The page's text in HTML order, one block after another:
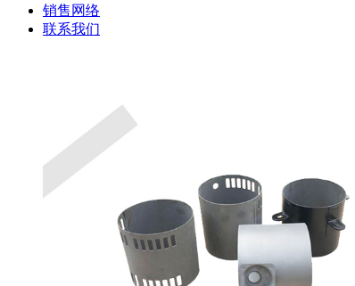
销售网络
联系我们